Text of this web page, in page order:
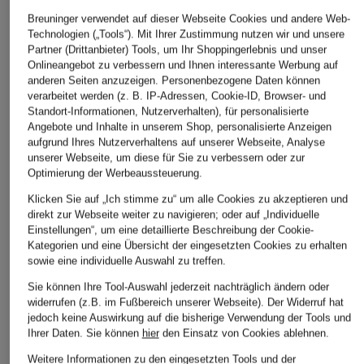
45 €
(7.500,00 € / 1 kg)
(2.833,33 € / 1 l) 42 €
(4.200,00 € /
BELIEBTE ARTIKEL DIESER MARKE
DIOR
DIOR
Breuninger verwendet auf dieser Webseite Cookies und andere Web-
Technologien („Tools“). Mit Ihrer Zustimmung nutzen wir und unsere
Partner (Drittanbieter) Tools, um Ihr Shoppingerlebnis und unser
Onlineangebot zu verbessern und Ihnen interessante Werbung auf
anderen Seiten anzuzeigen. Personenbezogene Daten können
verarbeitet werden (z. B. IP-Adressen, Cookie-ID, Browser- und
Standort-Informationen, Nutzerverhalten), für personalisierte
Angebote und Inhalte in unserem Shop, personalisierte Anzeigen
aufgrund Ihres Nutzerverhaltens auf unserer Webseite, Analyse
unserer Webseite, um diese für Sie zu verbessern oder zur
Optimierung der Werbeaussteuerung.
Klicken Sie auf „Ich stimme zu“ um alle Cookies zu akzeptieren und
direkt zur Webseite weiter zu navigieren; oder auf „Individuelle
Einstellungen“, um eine detaillierte Beschreibung der Cookie-
Kategorien und eine Übersicht der eingesetzten Cookies zu erhalten
sowie eine individuelle Auswahl zu treffen.
Sie können Ihre Tool-Auswahl jederzeit nachträglich ändern oder
widerrufen (z.B. im Fußbereich unserer Webseite). Der Widerruf hat
jedoch keine Auswirkung auf die bisherige Verwendung der Tools und
Ihrer Daten. Sie können hierden Einsatz von Cookies ablehnen.
Weitere Informationen zu den eingesetzten Tools und der